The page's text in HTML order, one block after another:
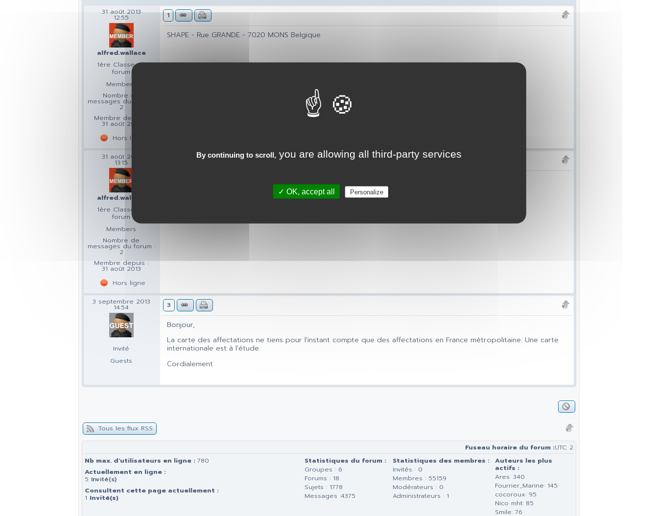
31 août 2013
12:55
alfred.wallace
1ère Classe du
forum
Members
Nombre de
messages du forum :
2
Membre depuis :
31 août 2013
Hors ligne
1
SHAPE - Rue GRANDE - 7020 MONS Belgique
31 août 2013
13:15
alfred.wallace
1ère Classe du
forum
Members
Nombre de
messages du forum :
2
Membre depuis :
31 août 2013
Hors ligne
3 septembre 2013
14:54
Invité
Guests
3
Bonjour,
La carte des affectations ne tiens pour l'instant compte que des affectations en France métropolitaine. Une carte
internationale est à l'étude.
Cordialement
Tous les flux RSS
Fuseau horaire du forum :UTC 2
Nb max. d'utilisateurs en ligne : 780
Actuellement en ligne :
5 Invité(s)
Consultent cette page actuellement :
1 Invité(s)
Auteurs les plus
actifs :
Ares: 340
Fourrier_Marine: 145
cocoroux: 95
Nico mht: 85
Smile: 76
Statistiques des membres :
Invités : 0
Membres : 55159
Modérateurs : 0
Administrateurs : 1
Statistiques du forum :
Groupes : 6
Forums : 18
Sujets : 1778
Messages :4375
By continuing to scroll, you are allowing all third-party services
✓ OK, accept all Personalize